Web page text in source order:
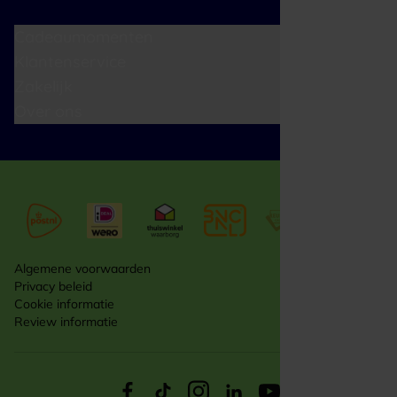
Algemene voorwaarden
Privacy beleid
Cookie informatie
Review informatie